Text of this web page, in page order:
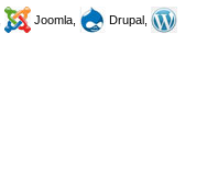
Joomla,
Drupal,